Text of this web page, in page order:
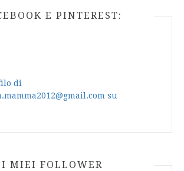
E PINTEREST:
di
su
I MIEI FOLLOWER